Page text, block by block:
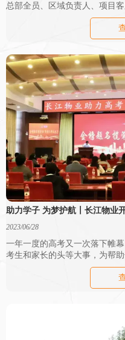
总部全员、区域负责人、项目
人参会，会议采用现场加腾讯
另设济南、泰安、烟台、邹城
场。会议由长江物业副总经理
助力学子 为梦护航〡长江物业
2023/06/28
一年一度的高考又一次落下帷
考生和家长的头等大事，为帮
了解志愿填报政策，明确自身
业在东海大厦金色大厅会议室
座”，现场120余名考生和家长